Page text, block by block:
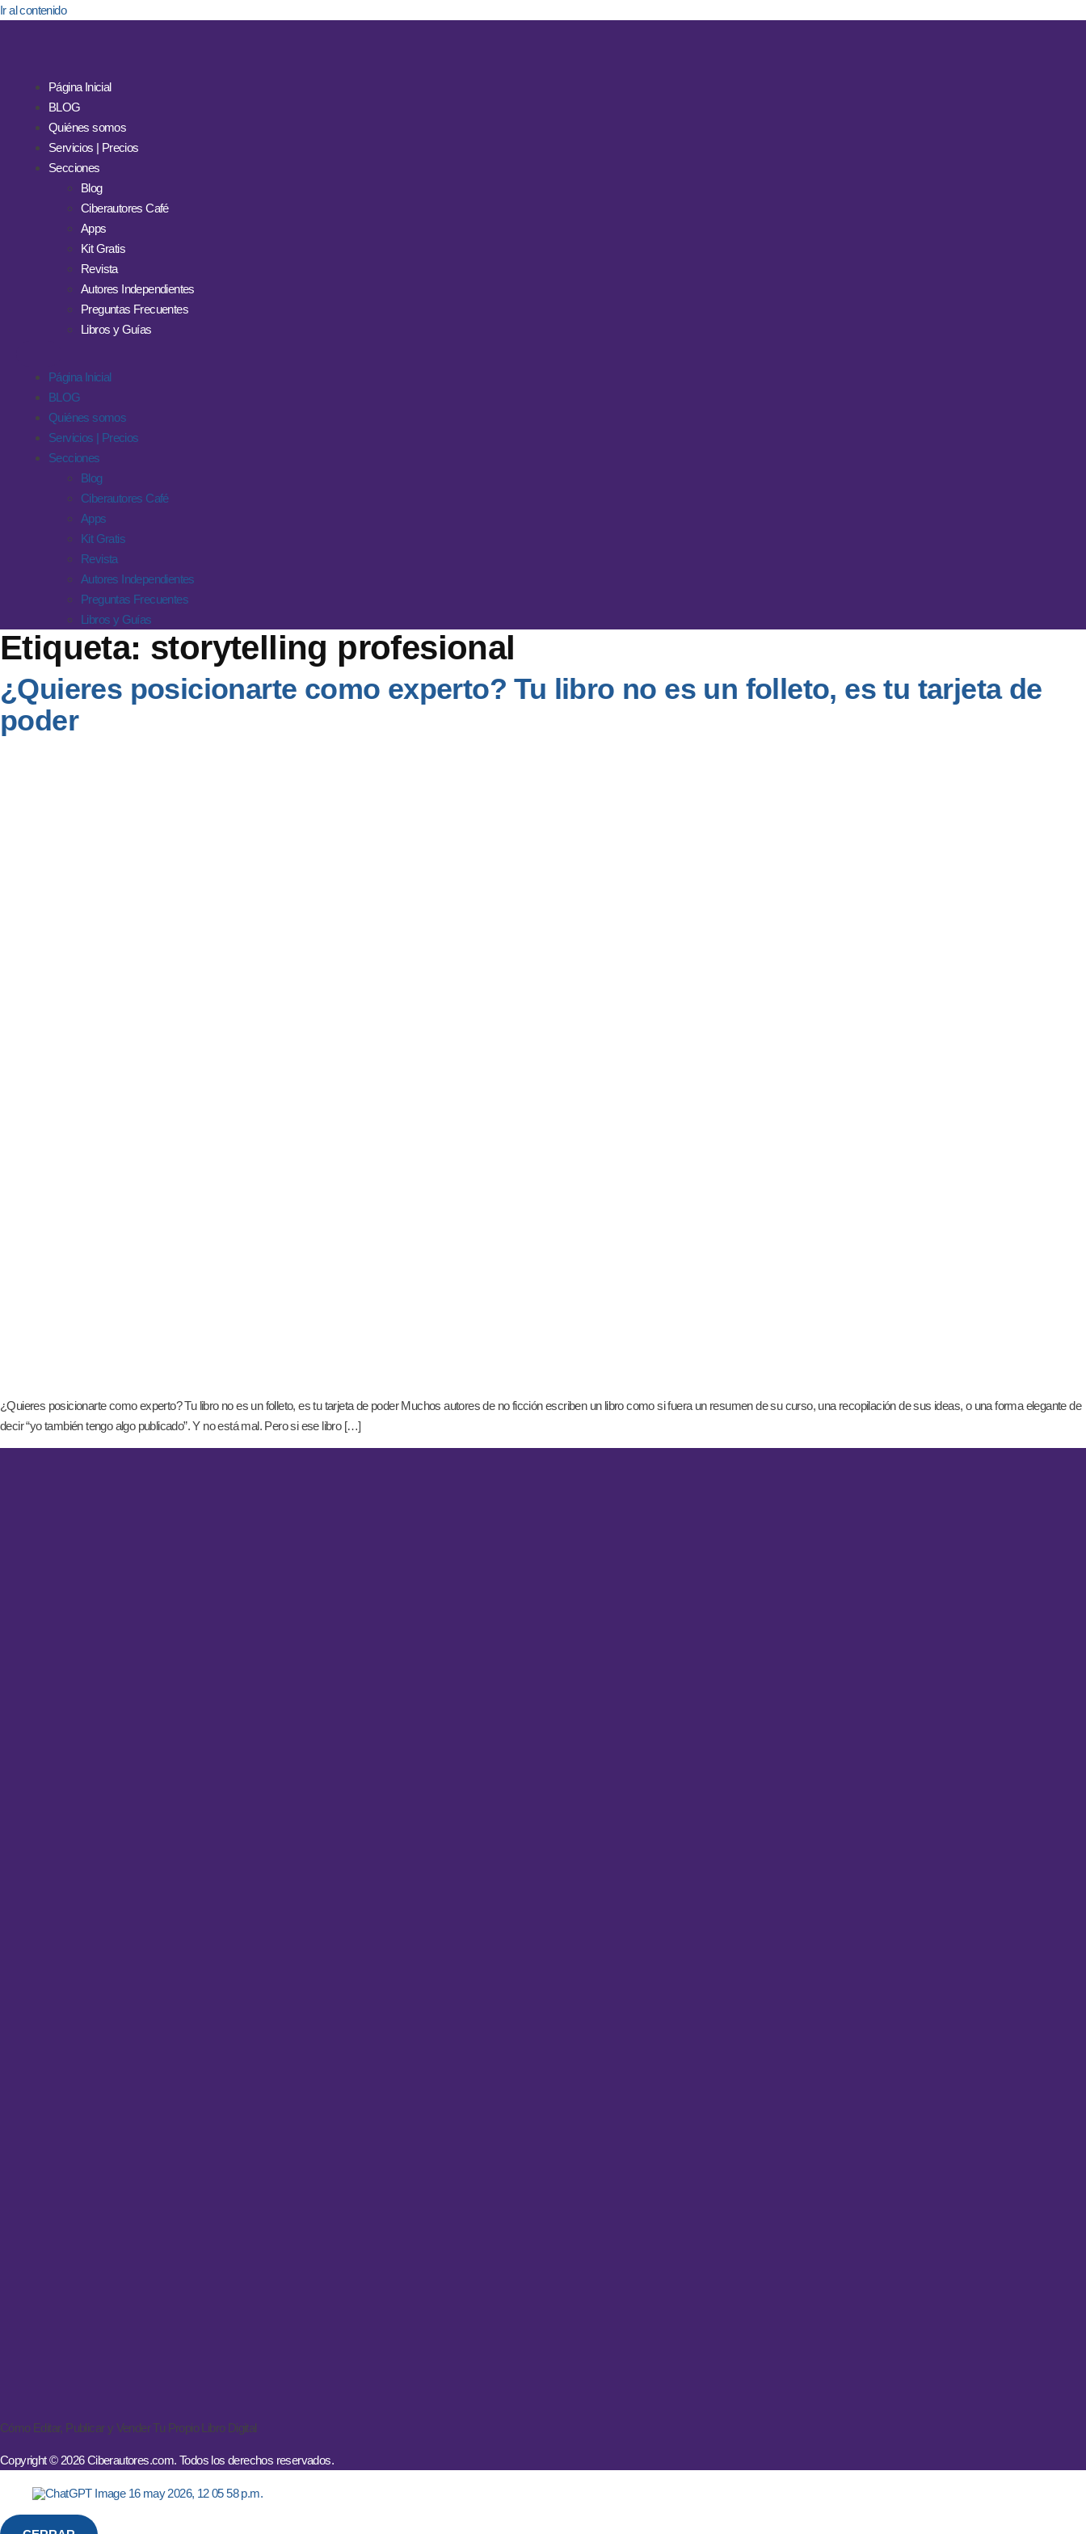
Ir al contenido
Página Inicial
BLOG
Quiénes somos
Servicios | Precios
Secciones
Blog
Ciberautores Café
Apps
Kit Gratis
Revista
Autores Independientes
Preguntas Frecuentes
Libros y Guías
Página Inicial
BLOG
Quiénes somos
Servicios | Precios
Secciones
Blog
Ciberautores Café
Apps
Kit Gratis
Revista
Autores Independientes
Preguntas Frecuentes
Libros y Guías
Etiqueta: storytelling profesional
¿Quieres posicionarte como experto? Tu libro no es un folleto, es tu tarjeta de
poder
¿Quieres posicionarte como experto? Tu libro no es un folleto, es tu tarjeta de poder Muchos autores de no ficción escriben un libro como si fuera un resumen de su curso, una recopilación de sus ideas, o una forma elegante de
decir “yo también tengo algo publicado”. Y no está mal. Pero si ese libro […]
Cómo Editar, Publicar y Vender Tu Propio Libro Digital
Copyright © 2026 Ciberautores.com. Todos los derechos reservados.